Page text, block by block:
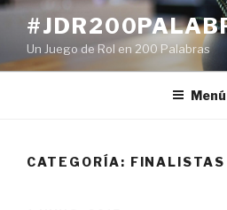
Ir
contenido
Un Juego de Rol en 200 Palabras
Menú
CATEGORÍA: